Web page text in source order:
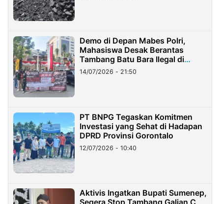
Demo di Depan Mabes Polri,
Mahasiswa Desak Berantas
Tambang Batu Bara Ilegal di
Lampung
14/07/2026 - 21:50
PT BNPG Tegaskan Komitmen
Investasi yang Sehat di Hadapan
DPRD Provinsi Gorontalo
12/07/2026 - 10:40
Aktivis Ingatkan Bupati Sumenep,